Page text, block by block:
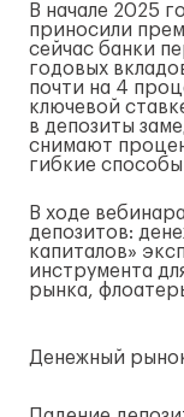
В начале 2025
приносили
сейчас банки
годовых
почти на 4
ключевой
в депозиты
снимают
гибкие
В ходе
депозитов:
капиталов»
инструмента
рынка,
Денежный